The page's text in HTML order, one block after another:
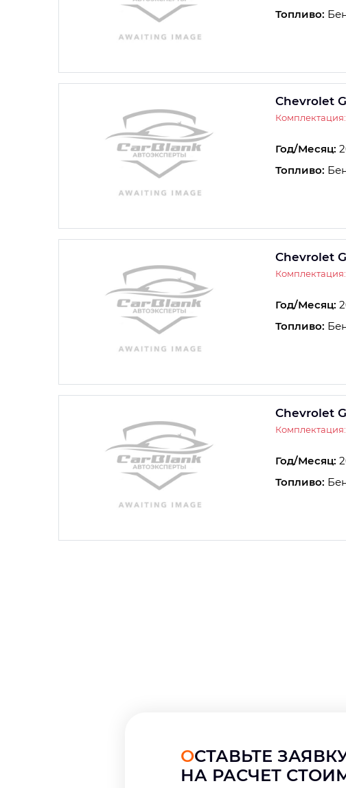
Топливо:
Chevrolet
Комплектация:
Год/Месяц:
Топливо:
Chevrolet
Комплектация:
Год/Месяц:
Топливо:
Chevrolet
Комплектация:
Год/Месяц:
Топливо:
ОСТАВЬТЕ
НА РАСЧЕТ